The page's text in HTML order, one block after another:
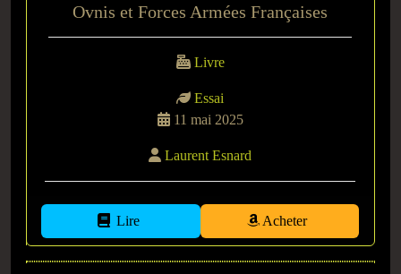
Ovnis et Forces Armées Françaises
Livre
Essai
11 mai 2025
Laurent Esnard
Lire Acheter